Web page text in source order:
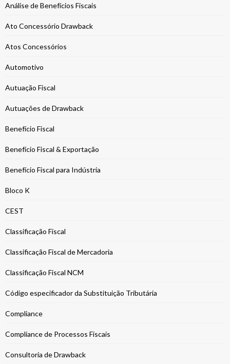
Análise de Benefícios Fiscais
Ato Concessório Drawback
Atos Concessórios
Automotivo
Autuação Fiscal
Autuações de Drawback
Benefício Fiscal
Benefício Fiscal & Exportação
Benefício Fiscal para Indústria
Bloco K
CEST
Classificação Fiscal
Classificação Fiscal de Mercadoria
Classificação Fiscal NCM
Código especificador da Substituição Tributária
Compliance
Compliance de Processos Fiscais
Consultoria de Drawback